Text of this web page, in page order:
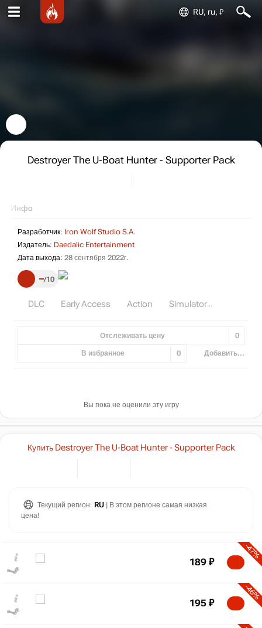
RU, ru, ₽
Destroyer The U-Boat Hunter - Supporter Pack
Инфо
Разработчик: Iron Wolf Studio S.A.
Издатель: Daedalic Entertainment
Дата выхода: 28 сентября 2022г.
– 10
DLC Early Access Action Simulator
Отслеживать цену 0
В избранное 0 Добавить...
Вы пока не оценили эту игру
Купить Destroyer The U-Boat Hunter - Supporter Pack
Текущий регион: RU | В этом регионе самая низкая
цена!
-47%
189 ₽
-46%
195 ₽